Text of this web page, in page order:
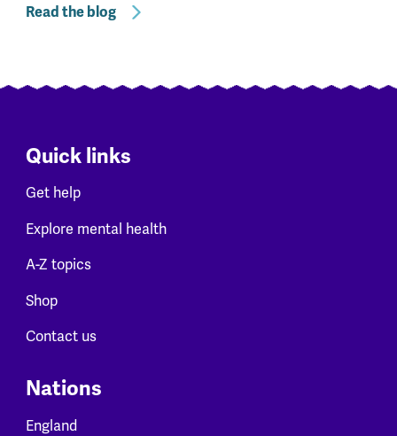
Read the blog
Quick links
Get help
Explore mental health
A-Z topics
Shop
Contact us
Nations
England